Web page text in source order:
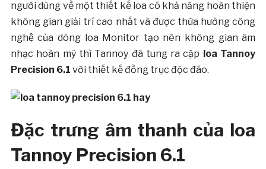
người dùng về một thiết kế loa có khả năng hoàn thiện
không gian giải trí cao nhất và được thừa hưởng công
nghệ của dòng loa Monitor tạo nên không gian âm
nhạc hoàn mỹ thì Tannoy đã tung ra cặp
loa Tannoy
Precision 6.1 với thiết kế đồng trục độc đáo.
Đặc trưng âm thanh của loa
Tannoy Precision 6.1